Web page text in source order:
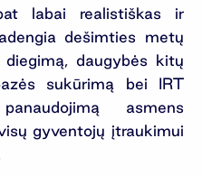
labai realistiškas ir
dešimties metų
daugybės kitų
sukūrimą bei IRT
asmens
gyventojų įtraukimui